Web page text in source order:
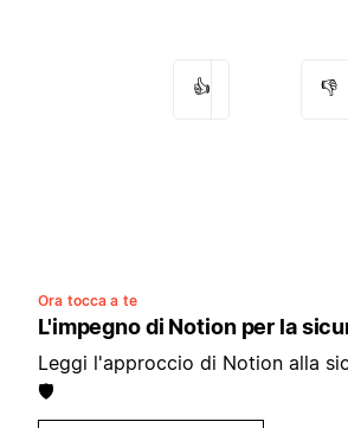
👍 👎
Ora tocca a te
L'impegno di Notion per la
Leggi l'approccio di Notion alla
🛡️